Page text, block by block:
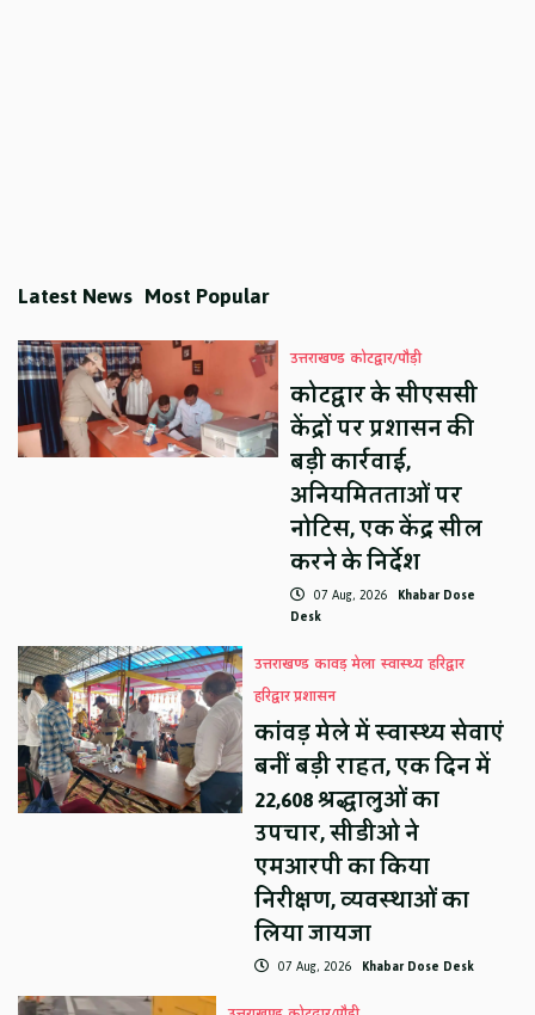
Latest News Most Popular
उत्तराखण्ड कोटद्वार/पौड़ी
कोटद्वार के सीएससी
केंद्रों पर प्रशासन की
बड़ी कार्रवाई,
अनियमितताओं पर
नोटिस, एक केंद्र सील
करने के निर्देश
07 Aug, 2026 Khabar Dose
Desk
उत्तराखण्ड कावड़ मेला स्वास्थ्य हरिद्वार
हरिद्वार प्रशासन
कांवड़ मेले में स्वास्थ्य सेवाएं
बनीं बड़ी राहत, एक दिन में
22,608 श्रद्धालुओं का
उपचार, सीडीओ ने
एमआरपी का किया
निरीक्षण, व्यवस्थाओं का
लिया जायजा
07 Aug, 2026 Khabar Dose Desk